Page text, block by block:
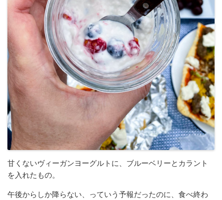
甘くないヴィーガンヨーグルトに、ブルーベリーとカラント
を入れたもの。
午後からしか降らない、っていう予報だったのに、食べ終わ